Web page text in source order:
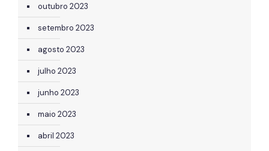
outubro 2023
setembro 2023
agosto 2023
julho 2023
junho 2023
maio 2023
abril 2023